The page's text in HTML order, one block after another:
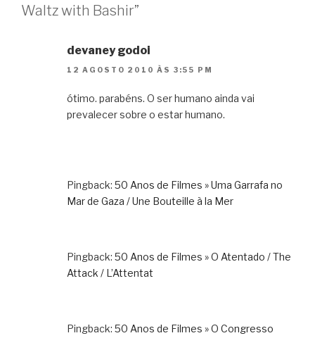
Waltz with Bashir”
devaney godoi
12 AGOSTO 2010 ÀS 3:55 PM
ótimo. parabéns. O ser humano ainda vai
prevalecer sobre o estar humano.
Pingback: 50 Anos de Filmes » Uma Garrafa no
Mar de Gaza / Une Bouteille à la Mer
Pingback: 50 Anos de Filmes » O Atentado / The
Attack / L’Attentat
Pingback: 50 Anos de Filmes » O Congresso